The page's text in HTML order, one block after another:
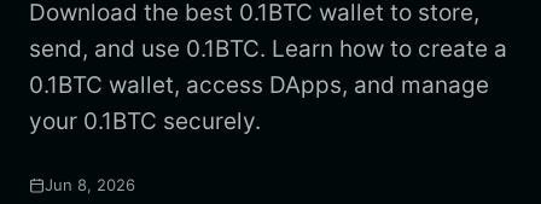
Download the best 0.1BTC wallet to store,
send, and use 0.1BTC. Learn how to create a
0.1BTC wallet, access DApps, and manage
your 0.1BTC securely.
Jun 8, 2026